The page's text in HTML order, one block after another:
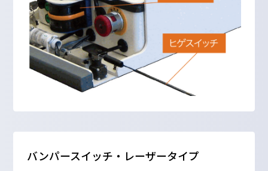
バンパースイッチ・レーザータイプ